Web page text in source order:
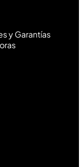
y Garantías